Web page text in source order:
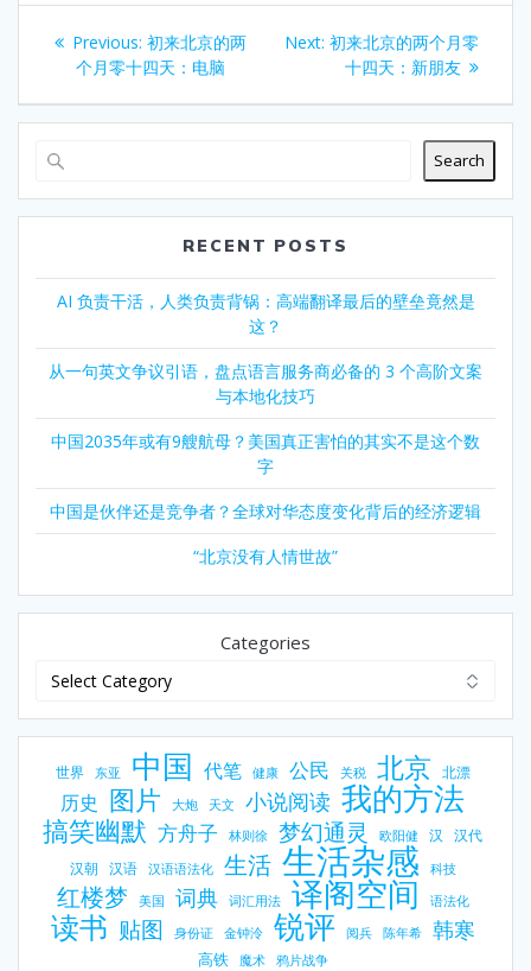
Post
navigation
Previous: Previous
post:
初来北京的两
个月零十四天：电脑
Next: Next
post:
初来北京的两个月零
十四天：新朋友
Search
RECENT POSTS
AI 负责干活，人类负责背锅：高端翻译最后的壁垒竟然是
这？
从一句英文争议引语，盘点语言服务商必备的 3 个高阶文案
与本地化技巧
中国2035年或有9艘航母？美国真正害怕的其实不是这个数
字
中国是伙伴还是竞争者？全球对华态度变化背后的经济逻辑
“北京没有人情世故”
Categories
世界 东亚 中国 代笔 健康 公民 关税 北京 北漂
历史 图片 大炮 天文 小说阅读 我的方法
搞笑幽默 方舟子 林则徐 梦幻通灵 欧阳健 汉 汉代
汉朝 汉语 汉语语法化 生活 生活杂感 科技
红楼梦 美国 词典 词汇用法 译阁空间 语法化
读书 贴图 身份证 金钟泠 锐评 阅兵 陈年希 韩寒
高铁 魔术 鸦片战争